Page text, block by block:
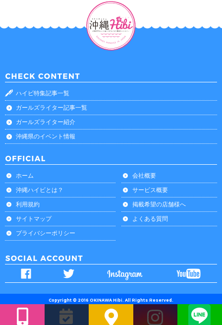
ハイビ特集記事一覧
ガールズライター記事一覧
ガールズライター紹介
沖縄県のイベント情報
ホーム
会社概要
沖縄ハイビとは？
サービス概要
利用規約
掲載希望の店舗様へ
サイトマップ
よくある質問
プライバシーポリシー
Copyright © 2016 OKINAWA Hibi. All Rights Reserved.